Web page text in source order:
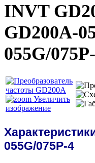
INVT
GD200A-
055G/
Увеличить
изображение
055G/075P-4